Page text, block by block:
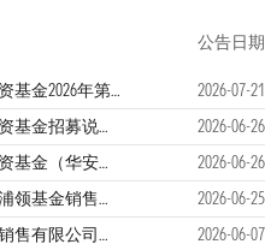
公告日期
华安安康灵活配置混合型证券投资基金2026年第2季度报告
2026-07-21
华安安康灵活配置混合型证券投资基金招募说明书更新
2026-06-26
华安安康灵活配置混合型证券投资基金（华安安康灵活配置混合C）基金产品资料概要更新
2026-06-26
华安基金管理有限公司关于终止浦领基金销售有限公司办理本公司旗下基金相关销售业务的公告
2026-06-25
关于终止中证金牛（北京）基金销售有限公司办理本公司旗下基金销售业务的公告
2026-06-07